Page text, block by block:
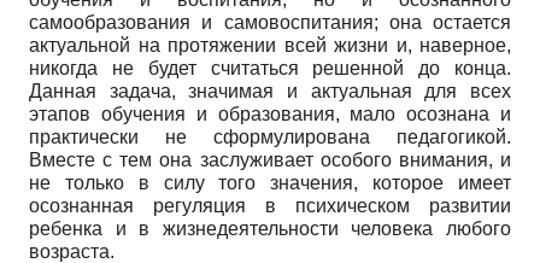
самообразования и самовоспитания; она остается
актуальной на протяжении всей жизни и, наверное,
никогда не будет считаться решенной до конца.
Данная задача, значимая и актуальная для всех
этапов обучения и образования, мало осознана и
практически не сформулирована педагогикой.
Вместе с тем она заслуживает особого внимания, и
не только в силу того значения, которое имеет
осознанная регуляция в психическом развитии
ребенка и в жизнедеятельности человека любого
возраста.